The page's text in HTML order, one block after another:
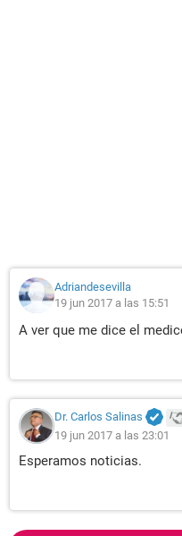
Adriandesevilla
19 jun 2017 a las 15:51
A ver que me dice el
Dr. Carlos Salinas
19 jun 2017 a las 23:01
Esperamos noticias.